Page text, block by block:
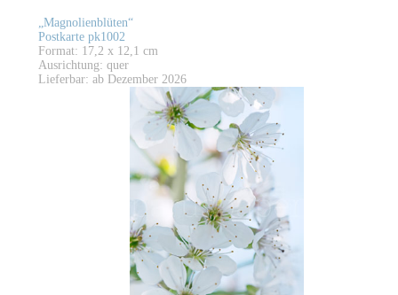
„Magnolienblüten“
Postkarte pk1002
Format: 17,2 x 12,1 cm
Ausrichtung: quer
Lieferbar: ab Dezember 2026